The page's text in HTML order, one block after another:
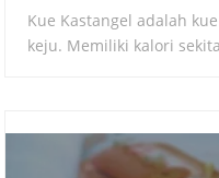
Kue Kastangel adalah
keju. Memiliki kalori